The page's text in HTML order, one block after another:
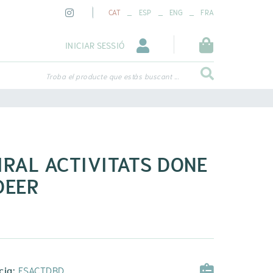
CAT _ ESP _ ENG _ FRA
INICIAR SESSIÓ
Troba el producte que estàs buscant ...
ACTIVITATS DONE